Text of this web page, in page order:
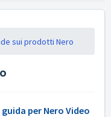
sui prodotti Nero
per Nero Video